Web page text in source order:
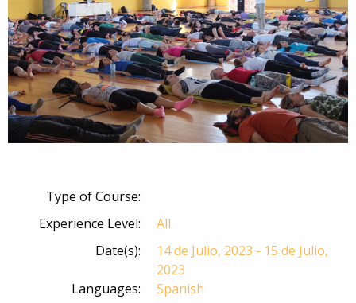
Type of Course:
Experience Level:
All
Date(s):
14 de Julio, 2023 - 15 de Julio,
2023
Languages:
Spanish